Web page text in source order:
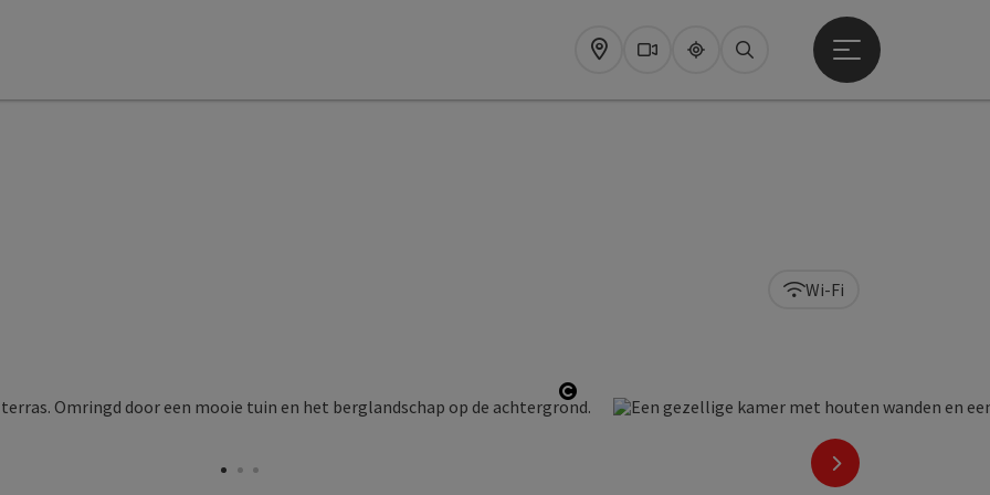
Map WebcamsUpperguide
Zoeken
Startmenu openen
Start Copyright
nächstes Element
Wi-Fi